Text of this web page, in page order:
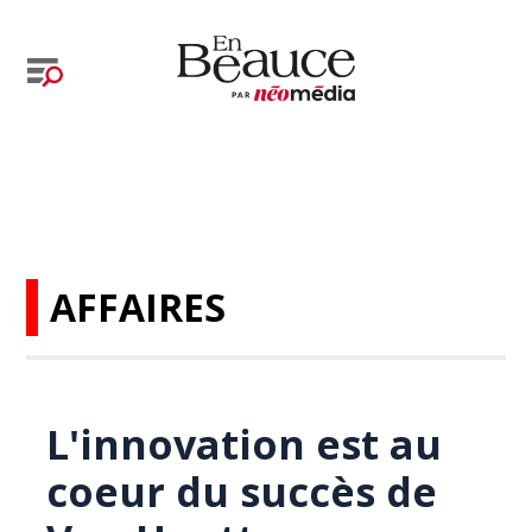
AFFAIRES
L'innovation est au
coeur du succès de